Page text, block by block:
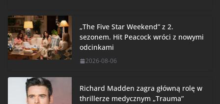
„The Five Star Weekend” z 2.
sezonem. Hit Peacock wróci z nowymi
odcinkami
2026-08-06
Richard Madden zagra główną rolę w
thrillerze medycznym „Trauma”